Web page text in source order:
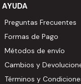
AYUDA
Preguntas Frecuentes
Formas de Pago
Métodos de envío
Cambios y
Términos y